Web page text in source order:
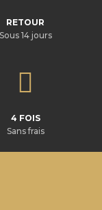
RETOUR
Sous 14 jours
4 FOIS
Sans frais